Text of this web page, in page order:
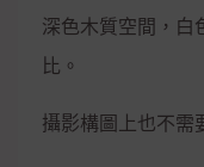
深色木質空間，白
比。
攝影構圖上也不需